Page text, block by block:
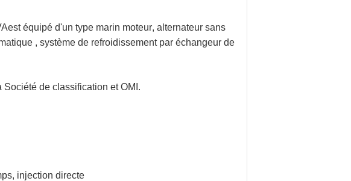
est équipé d'un type marin moteur, alternateur sans
, système de refroidissement par échangeur de
Société de classification et OMI.
injection directe